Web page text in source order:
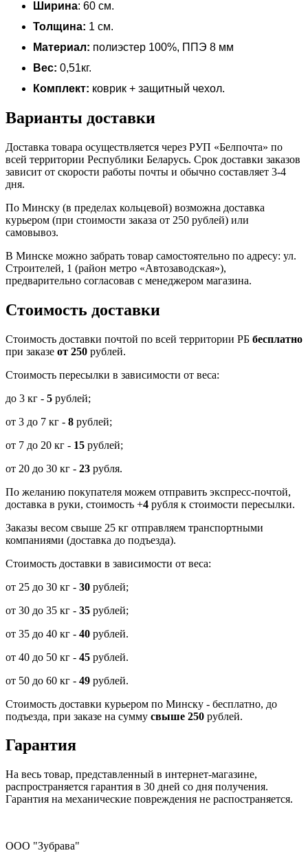
Ширина: 60 см.
Толщина: 1 см.
Материал: полиэстер 100%, ППЭ 8 мм
Вес: 0,51кг.
Комплект: коврик + защитный чехол.
Варианты доставки
Доставка товара осуществляется через РУП «Белпочта» по
всей территории Республики Беларусь. Срок доставки заказов
зависит от скорости работы почты и обычно составляет 3-4
дня.
По Минску (в пределах кольцевой) возможна доставка
курьером (при стоимости заказа от 250 рублей) или
самовывоз.
В Минске можно забрать товар самостоятельно по адресу: ул.
Строителей, 1 (район мeтро «Автозаводская»),
предварительно согласовав с менеджером магазина.
Стоимость доставки
Cтоимость доставки почтой по всей территории РБ бесплатно
при заказе от 250 рублей.
Стоимость пересылки в зависимости от веса:
до 3 кг - 5 рублей;
от 3 до 7 кг - 8 рублей;
от 7 до 20 кг - 15 рублей;
от 20 до 30 кг - 23 рубля.
По желанию покупателя можем отправить экспресс-почтой,
доставка в руки, стоимость +4 рубля к стоимости пересылки.
Заказы весом свыше 25 кг отправляем транспортными
компаниями (доставка до подъезда).
Стоимость доставки в зависимости от веса:
от 25 до 30 кг - 30 рублей;
от 30 до 35 кг - 35 рублей;
от 35 до 40 кг - 40 рублей.
от 40 до 50 кг - 45 рублей.
от 50 до 60 кг - 49 рублей.
Стоимость доставки курьером по Минску - бесплатно, до
подъезда, при заказе на сумму свыше 250 рублей.
Гарантия
На весь товар, представленный в интернет-магазине,
распространяется гарантия в 30 дней со дня получения.
Гарантия на механические повреждения не распостраняется.
ООО "Зубрава"